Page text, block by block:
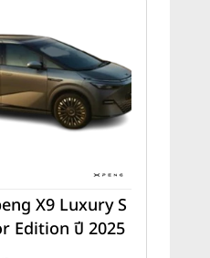
X9 Luxury S
Edition ปี 2025